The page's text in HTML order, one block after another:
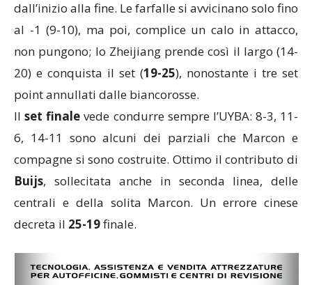
dall’inizio alla fine. Le farfalle si avvicinano solo fino
al -1 (9-10), ma poi, complice un calo in attacco,
non pungono; lo Zheijiang prende così il largo (14-
20) e conquista il set (19-25), nonostante i tre set
point annullati dalle biancorosse.
Ilset finale vede condurre sempre l’UYBA: 8-3, 11-
6, 14-11 sono alcuni dei parziali che Marcon e
compagne si sono costruite. Ottimo il contributo di
Buijs, sollecitata anche in seconda linea, delle
centrali e della solita Marcon. Un errore cinese
decreta il 25-19finale.